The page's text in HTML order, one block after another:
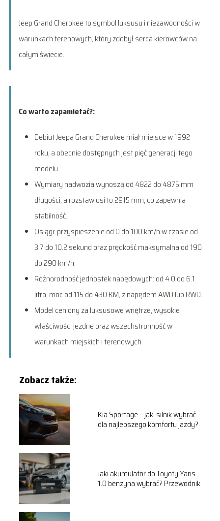
Jeep Grand Cherokee to symbol luksusu i niezawodności w
warunkach terenowych, który zdobył serca kierowców na
całym świecie.
Co warto zapamietać?:
Debiut Jeepa Grand Cherokee miał miejsce w 1992
roku, a obecnie dostępnych jest pięć generacji tego
modelu.
Wymiary nadwozia wynoszą od 4822 do 4875 mm
długości, a rozstaw osi to 2915 mm, co zapewnia
stabilność.
Osiągi: przyspieszenie od 0 do 100 km/h w czasie od
3.7 do 10.2 sekund oraz prędkość maksymalna od 190
do 290 km/h.
Różnorodność jednostek napędowych: od 4.0 do 6.1
litra, moc od 115 do 430 KM, z napędem AWD lub RWD.
Model ceniony za luksusowe wnętrze, wysokie
właściwości jezdne oraz wszechstronność w
warunkach miejskich i terenowych.
Zobacz także:
Kia Sportage – jaki silnik wybrać
dla najlepszego komfortu jazdy?
Jaki akumulator do Toyoty Yaris
1.0 benzyna wybrać? Przewodnik